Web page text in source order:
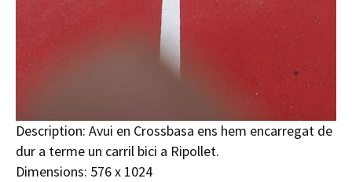
Description: Avui en Crossbasa ens hem encarregat de
dur a terme un carril bici a Ripollet.
Dimensions: 576 x 1024